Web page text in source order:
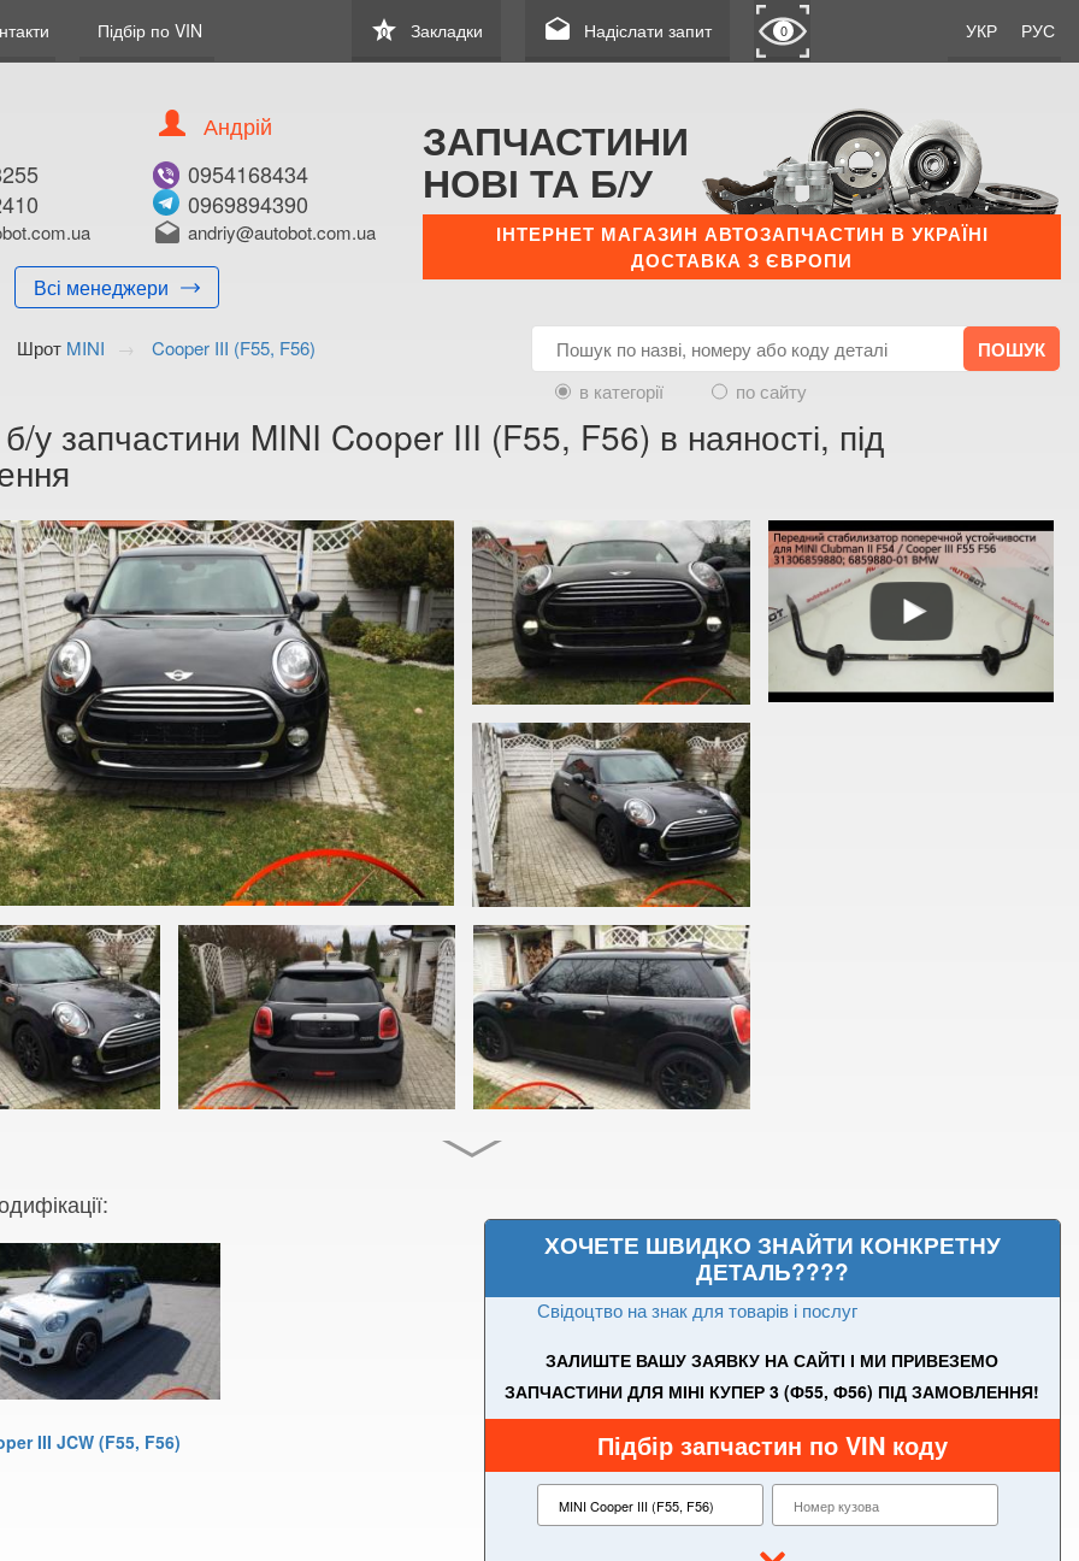
Підбір по VIN УКР РУС
star
0 Закладки drafts Надіслати запит 0
Всі менеджери
Андрій
0954168434
0969894390
drafts andriy@autobot.com.ua
ЗАПЧАСТИНИ
НОВІ ТА Б/У
ІНТЕРНЕТ МАГАЗИН АВТОЗАПЧАСТИН В УКРАЇНІ
ДОСТАВКА З ЄВРОПИ
Шрот MINI
Cooper III (F55, F56)
в категорії
по сайту
у запчастини MINI Cooper III (F55, F56) в наяності, під
III JCW (F55, F56)
ХОЧЕТЕ ШВИДКО ЗНАЙТИ КОНКРЕТНУ
ДЕТАЛЬ????
Свідоцтво на знак для товарів і послуг
ЗАЛИШТЕ ВАШУ ЗАЯВКУ НА САЙТІ І МИ ПРИВЕЗЕМО
ЗАПЧАСТИНИ ДЛЯ МІНІ КУПЕР 3 (Ф55, Ф56) ПІД ЗАМОВЛЕННЯ!
Підбір запчастин по VIN коду